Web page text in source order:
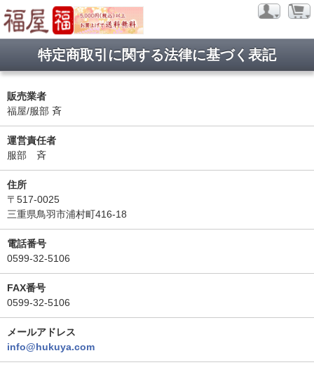
特定商取引に関する法律に基づく表記
販売業者
福屋/服部 斉
運営責任者
服部 斉
住所
〒517-0025
三重県鳥羽市浦村町416-18
電話番号
0599-32-5106
FAX番号
0599-32-5106
メールアドレス
info@hukuya.com